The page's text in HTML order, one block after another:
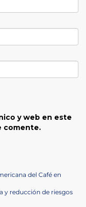
y web en este
comente.
del Café en
y reducción de riesgos